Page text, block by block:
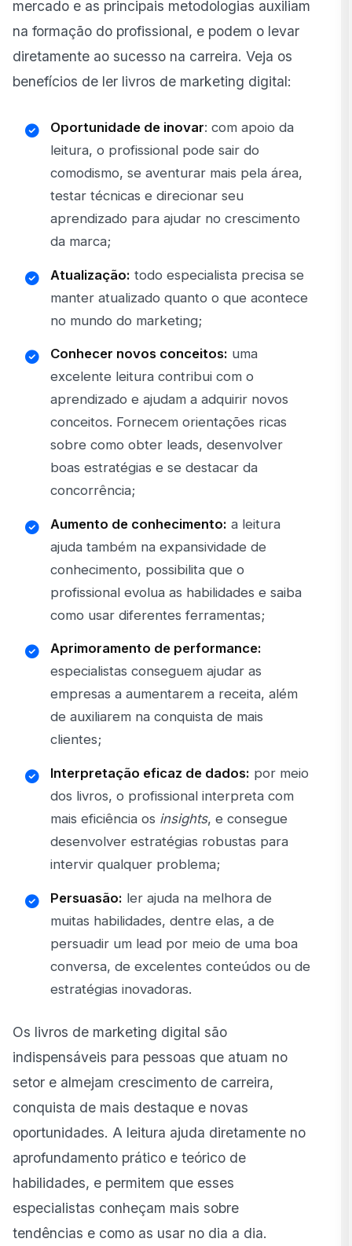
mercado e as principais metodologias auxiliam
na formação do profissional, e podem o levar
diretamente ao sucesso na carreira. Veja os
benefícios de ler livros de marketing digital:
Oportunidade de inovar: com apoio da
leitura, o profissional pode sair do
comodismo, se aventurar mais pela área,
testar técnicas e direcionar seu
aprendizado para ajudar no crescimento
da marca;
Atualização: todo especialista precisa se
manter atualizado quanto o que acontece
no mundo do marketing;
Conhecer novos conceitos: uma
excelente leitura contribui com o
aprendizado e ajudam a adquirir novos
conceitos. Fornecem orientações ricas
sobre como obter leads, desenvolver
boas estratégias e se destacar da
concorrência;
Aumento de conhecimento: a leitura
ajuda também na expansividade de
conhecimento, possibilita que o
profissional evolua as habilidades e saiba
como usar diferentes ferramentas;
Aprimoramento de performance:
especialistas conseguem ajudar as
empresas a aumentarem a receita, além
de auxiliarem na conquista de mais
clientes;
Interpretação eficaz de dados: por meio
dos livros, o profissional interpreta com
mais eficiência os insights, e consegue
desenvolver estratégias robustas para
intervir qualquer problema;
Persuasão: ler ajuda na melhora de
muitas habilidades, dentre elas, a de
persuadir um lead por meio de uma boa
conversa, de excelentes conteúdos ou de
estratégias inovadoras.
Os livros de marketing digital são
indispensáveis para pessoas que atuam no
setor e almejam crescimento de carreira,
conquista de mais destaque e novas
oportunidades. A leitura ajuda diretamente no
aprofundamento prático e teórico de
habilidades, e permitem que esses
especialistas conheçam mais sobre
tendências e como as usar no dia a dia.